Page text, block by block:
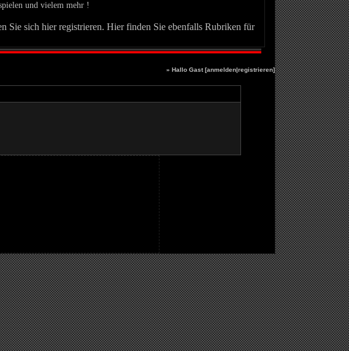
und vielem mehr !
Sie sich hier registrieren. Hier finden Sie ebenfalls Rubriken für
» Hallo Gast [anmelden|registrieren]